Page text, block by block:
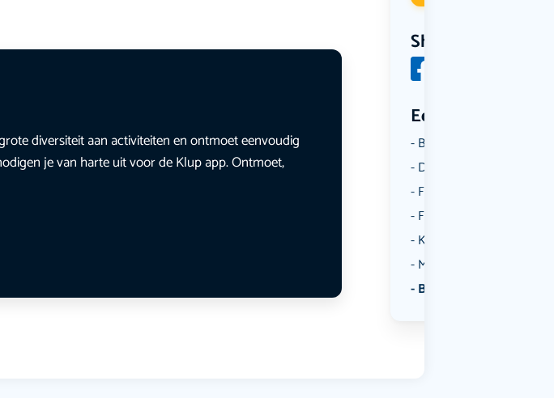
Share
Een aantal
Borrelen
Dansen
Fietsen
Film
Kunst & Cultuur
Muziek
Bekijk alle categorieën
diversiteit aan activiteiten en ontmoet eenvoudig
je van harte uit voor de Klup app. Ontmoet,